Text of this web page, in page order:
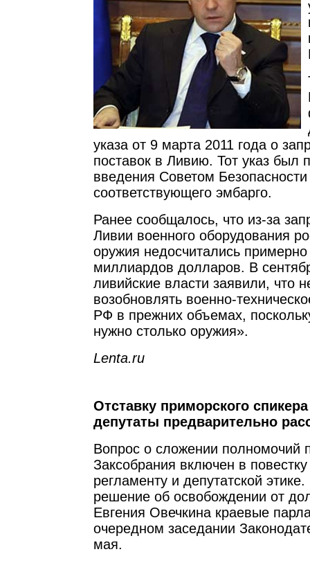
указа от 9 марта 2011 года о
поставок в Ливию. Тот указ был
введения Советом
соответствующего эмбарго.
Ранее сообщалось, что из-за
Ливии военного оборудования
оружия недосчитались
миллиардов долларов. В
ливийские власти заявили, что
возобновлять военно-
РФ в прежних объемах,
нужно столько оружия».
Lenta.ru
Отставку приморского
депутаты предварительно
Вопрос о сложении полномочий
Заксобрания включен в
регламенту и депутатской
решение об освобождении от
Евгения Овечкина краевые
очередном заседании
мая.